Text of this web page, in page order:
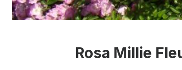
Rosa Millie